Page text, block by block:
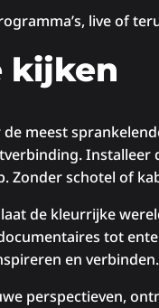
live of
kijken
meest
Zonder schotel of
de kleurrijke
tot
en verbinden.
perspectieven,